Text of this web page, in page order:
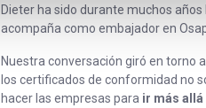
Dieter ha sido durante muchos
acompaña como embajador en
Nuestra conversación giró en torno
los certificados de conformidad no
hacer las empresas para ir más